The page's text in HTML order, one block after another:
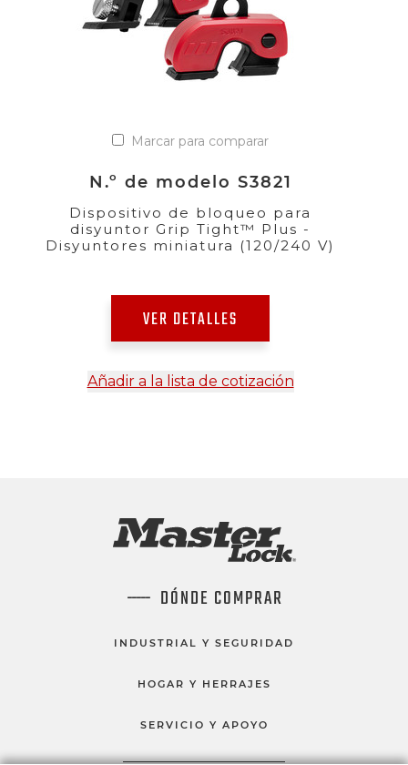
Marcar para comparar
N.º de modelo S3821
Dispositivo de bloqueo para
disyuntor Grip Tight™ Plus -
Disyuntores miniatura (120/240 V)
VER DETALLES
Añadir a la lista de cotización
DÓNDE COMPRAR
INDUSTRIAL Y SEGURIDAD
HOGAR Y HERRAJES
SERVICIO Y APOYO